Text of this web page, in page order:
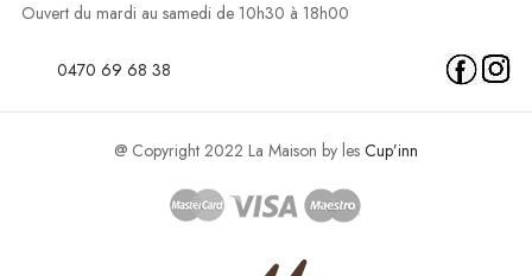
Ouvert du mardi au samedi de 10h30 à 18h00
0470 69 68 38
@ Copyright 2022 La Maison by les Cup’inn